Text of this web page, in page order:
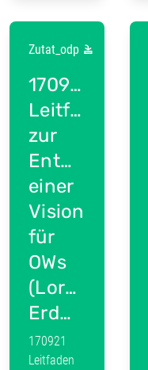
Zutat_odp
170921
Leitfaden
zur
Entwicklung
einer
Vision
für
OWs
(Lorenz
Erdmann).odp
170921
Leitfaden